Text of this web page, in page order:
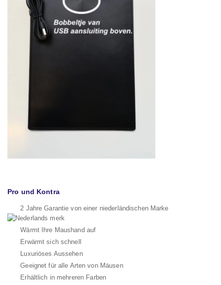
Pro und Kontra
2 Jahre Garantie von einer niederländischen Marke
Wärmt Ihre Maushand auf
Erwärmt sich schnell
Luxuriöses Aussehen
Geeignet für alle Arten von Mäusen
Erhältlich in mehreren Farben